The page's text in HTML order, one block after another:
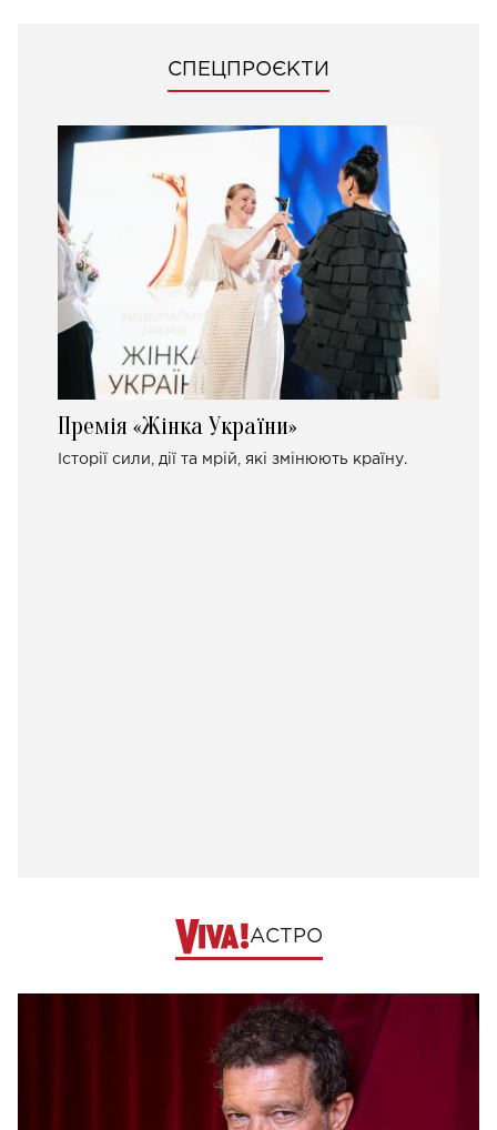
СПЕЦПРОЄКТИ
Премія «Жінка України»
Історії сили, дії та мрій, які змінюють країну.
АСТРО